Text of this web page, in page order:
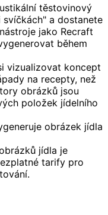
těstovinový
a dostanete
jako Recraft
během
vizualizovat koncept
na recepty, než
obrázků jsou
položek jídelního
obrázek jídla
jídla je
tarify pro